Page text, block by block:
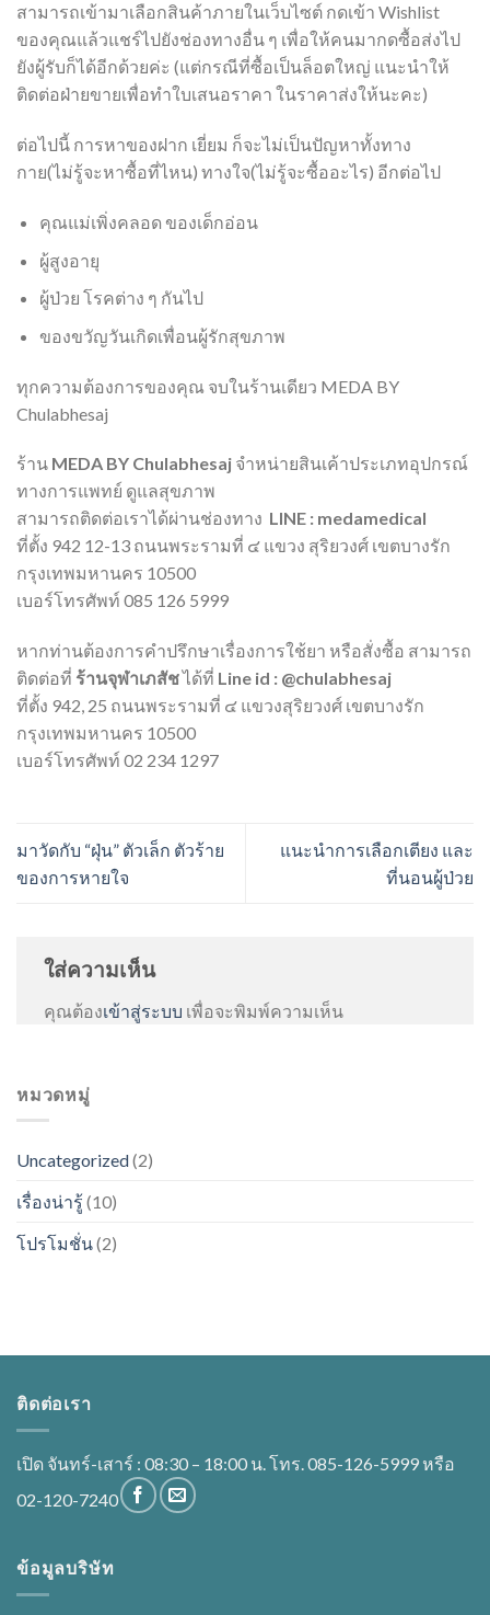
สามารถเข้ามาเลือกสินค้าภายในเว็บไซต์ กดเข้า Wishlist
ของคุณแล้วแชร์ไปยังช่องทางอื่น ๆ เพื่อให้คนมากดซื้อส่งไป
ยังผู้รับก็ได้อีกด้วยค่ะ (แต่กรณีที่ซื้อเป็นล็อตใหญ่ แนะนำให้
ติดต่อฝ่ายขายเพื่อทำใบเสนอราคา ในราคาส่งให้นะคะ)
ต่อไปนี้ การหาของฝาก เยี่ยม ก็จะไม่เป็นปัญหาทั้งทาง
กาย(ไม่รู้จะหาซื้อที่ไหน) ทางใจ(ไม่รู้จะซื้ออะไร) อีกต่อไป
คุณแม่เพิ่งคลอด ของเด็กอ่อน
ผู้สูงอายุ
ผู้ป่วย โรคต่าง ๆ กันไป
ของขวัญวันเกิดเพื่อนผู้รักสุขภาพ
ทุกความต้องการของคุณ จบในร้านเดียว MEDA BY
Chulabhesaj
ร้าน MEDA BY Chulabhesaj จำหน่ายสินเค้าประเภทอุปกรณ์
ทางการแพทย์ ดูแลสุขภาพ
สามารถติดต่อเราได้ผ่านช่องทาง LINE : medamedical
ที่ตั้ง 942 12-13 ถนนพระรามที่ ๔ แขวง สุริยวงศ์ เขตบางรัก
กรุงเทพมหานคร 10500
เบอร์โทรศัพท์ 085 126 5999
หากท่านต้องการคำปรึกษาเรื่องการใช้ยา หรือสั่งซื้อ สามารถ
ติดต่อที่ ร้านจุฬาเภสัชได้ที่ Line id : @chulabhesaj
ที่ตั้ง 942, 25 ถนนพระรามที่ ๔ แขวงสุริยวงศ์ เขตบางรัก
กรุงเทพมหานคร 10500
เบอร์โทรศัพท์ 02 234 1297
มาวัดกับ “ฝุ่น” ตัวเล็ก ตัวร้าย
ของการหายใจ
แนะนำการเลือกเตียง และ
ที่นอนผู้ป่วย
ใส่ความเห็น
คุณต้องเข้าสู่ระบบ เพื่อจะพิมพ์ความเห็น
หมวดหมู่
Uncategorized(2)
เรื่องน่ารู้ (10)
โปรโมชั่น(2)
ติดต่อเรา
เปิด จันทร์-เสาร์ : 08:30 – 18:00 น. โทร. 085-126-5999 หรือ
02-120-7240
ข้อมูลบริษัท